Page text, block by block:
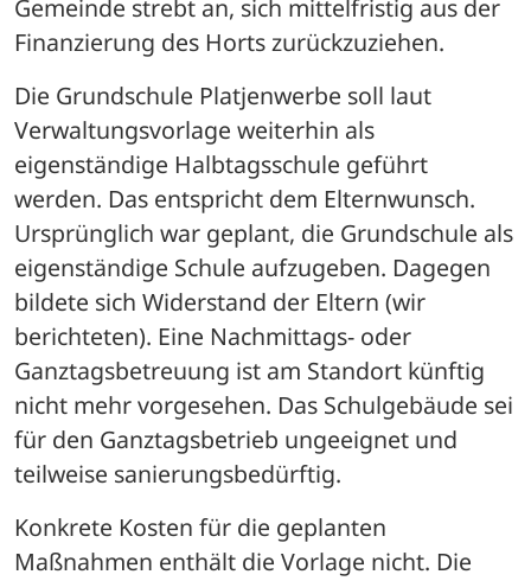
Gemeinde strebt an, sich mittelfristig aus der
Finanzierung des Horts zurückzuziehen.
Die Grundschule Platjenwerbe soll laut
Verwaltungsvorlage weiterhin als
eigenständige Halbtagsschule geführt
werden. Das entspricht dem Elternwunsch.
Ursprünglich war geplant, die Grundschule als
eigenständige Schule aufzugeben. Dagegen
bildete sich Widerstand der Eltern (wir
berichteten). Eine Nachmittags- oder
Ganztagsbetreuung ist am Standort künftig
nicht mehr vorgesehen. Das Schulgebäude sei
für den Ganztagsbetrieb ungeeignet und
teilweise sanierungsbedürftig.
Konkrete Kosten für die geplanten
Maßnahmen enthält die Vorlage nicht. Die